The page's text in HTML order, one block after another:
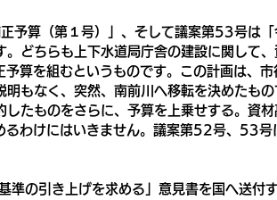
予算（第１号）」、そして議案第53号は
どちらも上下水道局庁舎の建設に関して
算を組むというものです。この計画は、市
もなく、突然、南前川へ移転を決めたも
たものをさらに、予算を上乗せする。資
わけにはいきません。議案第52号、53号
の引き上げを求める」意見書を国へ送付